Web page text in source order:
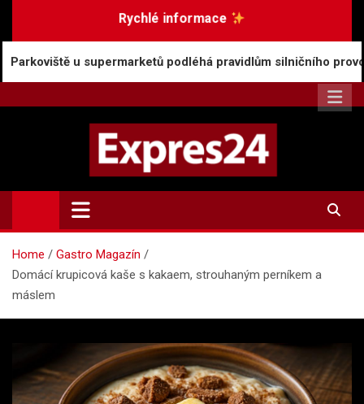
Rychlé informace
supermarketů podléhá pravidlům silničního provozu
Expres24.cz
Rychlé zprávy po celý den
Home
Gastro Magazín
Domácí krupicová kaše s kakaem, strouhaným perníkem a
máslem